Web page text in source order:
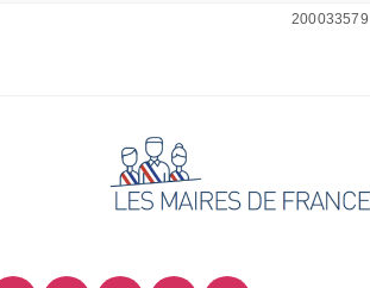
200033579